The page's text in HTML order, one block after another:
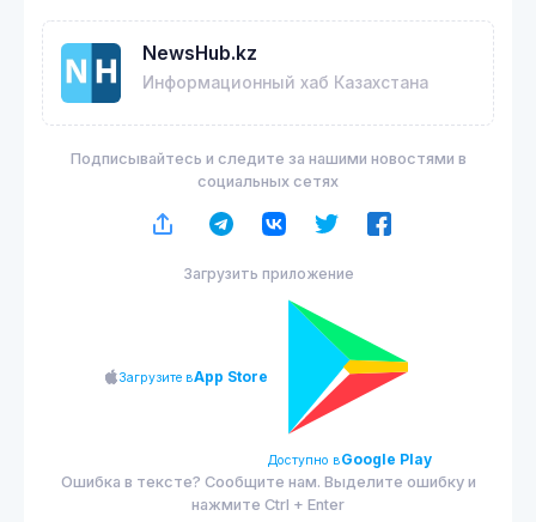
NewsHub.kz
Информационный хаб Казахстана
Подписывайтесь и следите за нашими новостями в
социальных сетях
Загрузить приложение
Загрузите вApp Store
Доступно вGoogle Play
Ошибка в тексте? Сообщите нам. Выделите ошибку и
нажмите Ctrl + Enter